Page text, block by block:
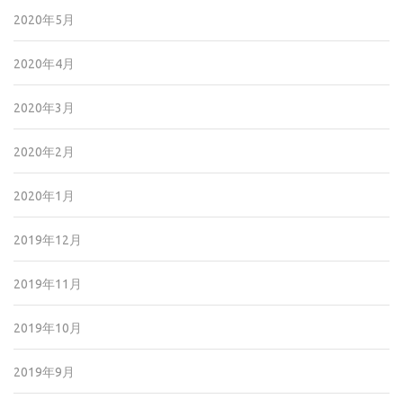
2020年5月
2020年4月
2020年3月
2020年2月
2020年1月
2019年12月
2019年11月
2019年10月
2019年9月